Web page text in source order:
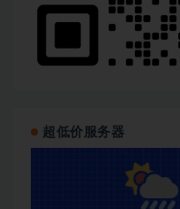
超低价服务器